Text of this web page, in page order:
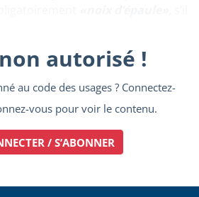
autorisé !
au code des usages ? Connectez-
vous pour voir le contenu.
/ S’ABONNER